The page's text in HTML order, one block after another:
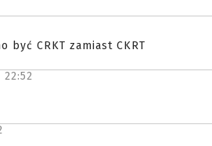
być CRKT zamiast CKRT
22:52